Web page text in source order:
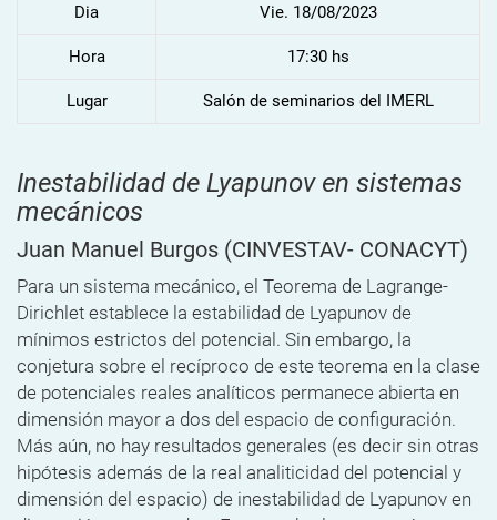
Dia Vie. 18/08/2023
Hora 17:30 hs
Lugar Salón de seminarios del IMERL
Inestabilidad de Lyapunov en sistemas
mecánicos
Juan Manuel Burgos (CINVESTAV- CONACYT)
Para un sistema mecánico, el Teorema de Lagrange-
Dirichlet establece la estabilidad de Lyapunov de
mínimos estrictos del potencial. Sin embargo, la
conjetura sobre el recíproco de este teorema en la clase
de potenciales reales analíticos permanece abierta en
dimensión mayor a dos del espacio de configuración.
Más aún, no hay resultados generales (es decir sin otras
hipótesis además de la real analiticidad del potencial y
dimensión del espacio) de inestabilidad de Lyapunov en